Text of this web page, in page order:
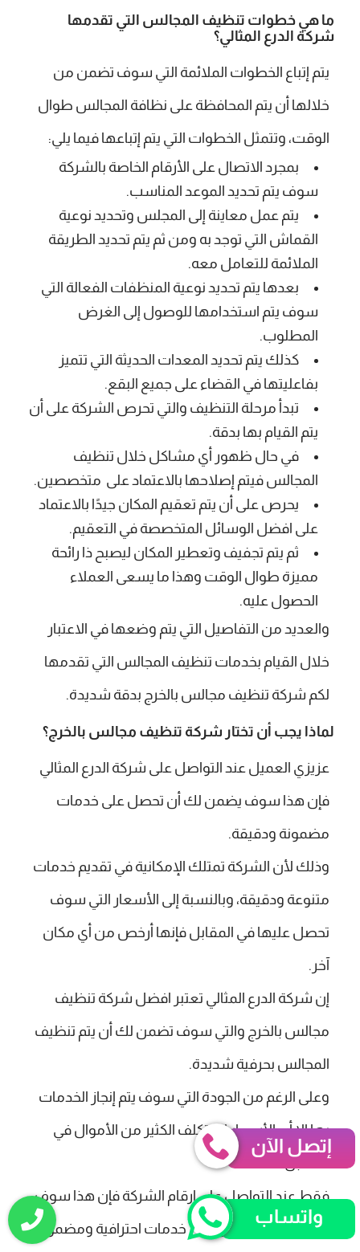
ما هي خطوات تنظيف المجالس التي تقدمها
شركة الدرع المثالي؟
يتم إتباع الخطوات الملائمة التي سوف تضمن من
خلالها أن يتم المحافظة على نظافة المجالس طوال
الوقت، وتتمثل الخطوات التي يتم إتباعها فيما يلي:
بمجرد الاتصال على الأرقام الخاصة بالشركة
سوف يتم تحديد الموعد المناسب.
يتم عمل معاينة إلى المجلس وتحديد نوعية
القماش التي توجد به ومن ثم يتم تحديد الطريقة
الملائمة للتعامل معه.
بعدها يتم تحديد نوعية المنظفات الفعالة التي
سوف يتم استخدامها للوصول إلى الغرض
المطلوب.
كذلك يتم تحديد المعدات الحديثة التي تتميز
بفاعليتها في القضاء على جميع البقع.
تبدأ مرحلة التنظيف والتي تحرص الشركة على أن
يتم القيام بها بدقة.
في حال ظهور أي مشاكل خلال تنظيف
المجالس فيتم إصلاحها بالاعتماد على متخصصين.
يحرص على أن يتم تعقيم المكان جيدًا بالاعتماد
على افضل الوسائل المتخصصة في التعقيم.
ثم يتم تجفيف وتعطير المكان ليصبح ذا رائحة
مميزة طوال الوقت وهذا ما يسعى العملاء
الحصول عليه.
والعديد من التفاصيل التي يتم وضعها في الاعتبار
خلال القيام بخدمات تنظيف المجالس التي تقدمها
لكم شركة تنظيف مجالس بالخرج بدقة شديدة.
لماذا يجب أن تختار شركة تنظيف مجالس بالخرج؟
عزيزي العميل عند التواصل على شركة الدرع المثالي
فإن هذا سوف يضمن لك أن تحصل على خدمات
مضمونة ودقيقة.
وذلك لأن الشركة تمتلك الإمكانية في تقديم خدمات
متنوعة ودقيقة، وبالنسبة إلى الأسعار التي سوف
تحصل عليها في المقابل فإنها أرخص من أي مكان
آخر.
إن شركة الدرع المثالي تعتبر افضل شركة تنظيف
مجالس بالخرج والتي سوف تضمن لك أن يتم تنظيف
المجالس بحرفية شديدة.
وعلى الرغم من الجودة التي سوف يتم إنجاز الخدمات
بها إلا أن الأسعار لن تكلف الكثير من الأموال في
المقابل.
فقط عند التواصل على ارقام الشركة فإن هذا سوف
يضمن لك أن تحصل على خدمات احترافية ومضمونة.
إتصل الآن
واتساب